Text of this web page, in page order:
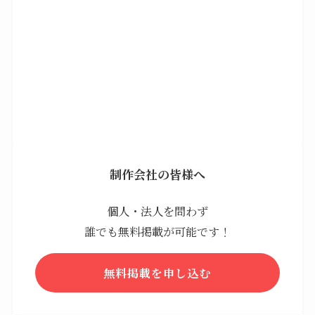
制作会社の皆様へ
個人・法人を問わず
誰でも無料掲載が可能です！
無料掲載を申し込む